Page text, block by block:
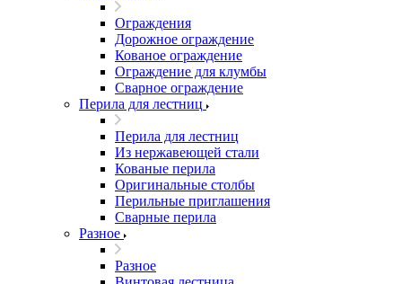
Ограждения
Дорожное ограждение
Кованое ограждение
Ограждение для клумбы
Сварное ограждение
Перила для лестниц
Перила для лестниц
Из нержавеющей стали
Кованые перила
Оригинальные столбы
Перильные приглашения
Сварные перила
Разное
Разное